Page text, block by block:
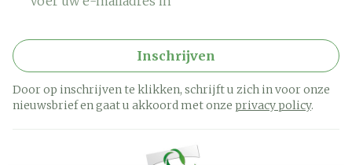
Inschrijven
Door op inschrijven te klikken, schrijft u zich in voor onze
nieuwsbrief en gaat u akkoord met onze privacy policy.